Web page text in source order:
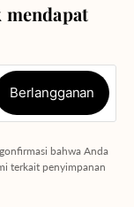
mendapat
Berlangganan
bahwa Anda
terkait penyimpanan